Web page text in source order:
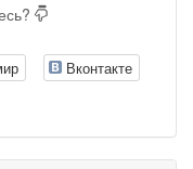
Вконтакте